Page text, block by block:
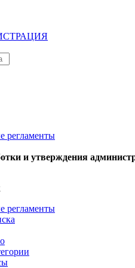
регламенты
и утверждения
регламенты